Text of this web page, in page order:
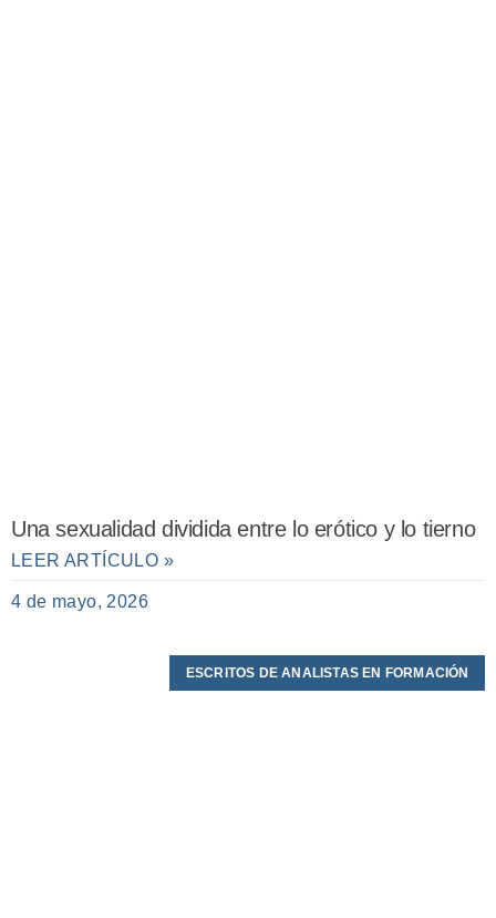
Una sexualidad dividida entre lo erótico y lo tierno
LEER ARTÍCULO »
4 de mayo, 2026
ESCRITOS DE ANALISTAS EN FORMACIÓN